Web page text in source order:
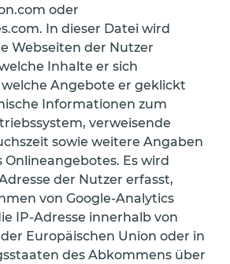
oder
In dieser Datei wird
Webseiten der Nutzer
Inhalte er sich
Angebote er geklickt
Informationen zum
verweisende
sowie weitere Angaben
Es wird
der Nutzer erfasst,
von Google-Analytics
IP-Adresse innerhalb von
Europäischen Union oder in
des Abkommens über